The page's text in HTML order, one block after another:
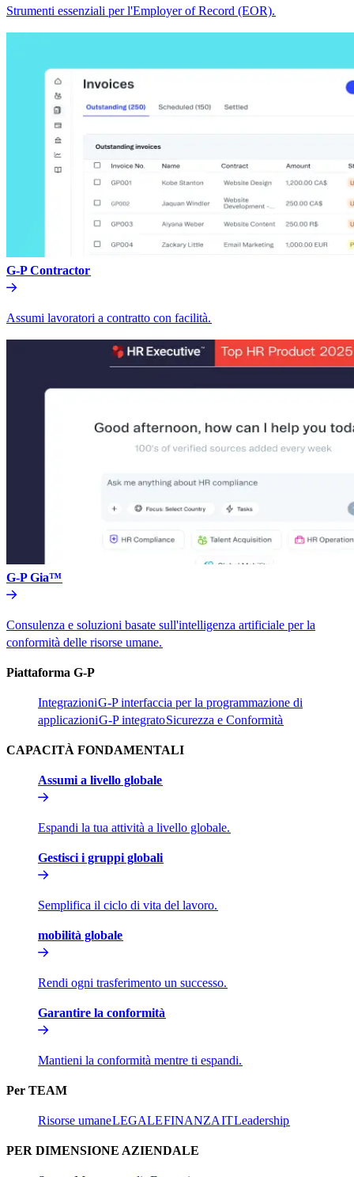
Strumenti essenziali per l'Employer of Record (EOR).​​
G-P Contractor​​
Assumi lavoratori a contratto con facilità.​​
G-P Gia™​​
Consulenza e soluzioni basate sull'intelligenza artificiale per la
conformità delle risorse umane.​​
Piattaforma G-P​​
Integrazioni​​G-P interfaccia per la programmazione di
applicazioni​​G-P integrato​​Sicurezza e Conformità​​
CAPACITÀ FONDAMENTALI​​
Assumi a livello globale​​
Espandi la tua attività a livello globale.​​
Gestisci i gruppi globali​​
Semplifica il ciclo di vita del lavoro.​​
mobilità globale​​
Rendi ogni trasferimento un successo.​​
Garantire la conformità​​
Mantieni la conformità mentre ti espandi.​​
Per TEAM​​
Risorse umane​​LEGALE​​FINANZA​​IT​​Leadership​​
PER DIMENSIONE AZIENDALE​​